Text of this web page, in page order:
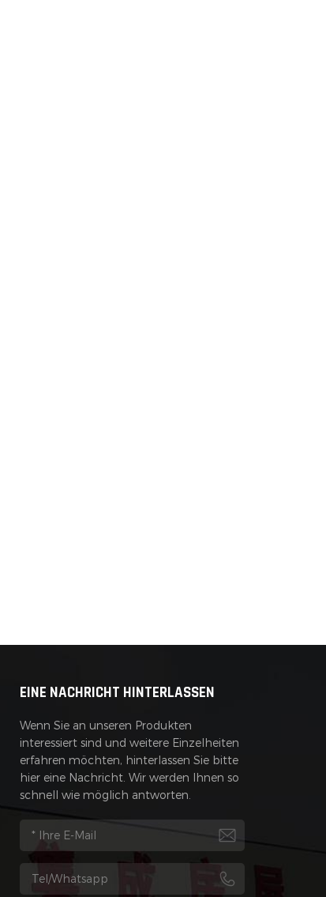
EINE NACHRICHT HINTERLASSEN
Wenn Sie an unseren Produkten
interessiert sind und weitere Einzelheiten
erfahren möchten, hinterlassen Sie bitte
hier eine Nachricht. Wir werden Ihnen so
schnell wie möglich antworten.